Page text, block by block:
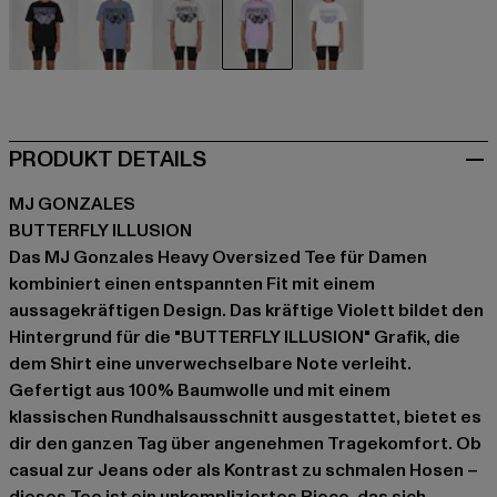
PRODUKT DETAILS
MJ GONZALES
BUTTERFLY ILLUSION
Das MJ Gonzales Heavy Oversized Tee für Damen
kombiniert einen entspannten Fit mit einem
aussagekräftigen Design. Das kräftige Violett bildet den
Hintergrund für die "BUTTERFLY ILLUSION" Grafik, die
dem Shirt eine unverwechselbare Note verleiht.
Gefertigt aus 100% Baumwolle und mit einem
klassischen Rundhalsausschnitt ausgestattet, bietet es
dir den ganzen Tag über angenehmen Tragekomfort. Ob
casual zur Jeans oder als Kontrast zu schmalen Hosen –